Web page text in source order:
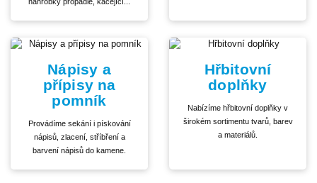
Nápisy a
přípisy na
pomník
Provádíme sekání i pískování
nápisů, zlacení, stříbření a
barvení nápisů do kamene.
Hřbitovní
doplňky
Nabízíme hřbitovní doplňky v
širokém sortimentu tvarů, barev
a materiálů.